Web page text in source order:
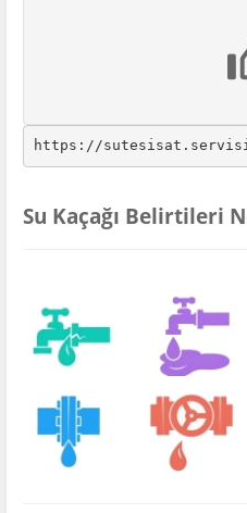
https://
Su Kaçağı Belirtileri